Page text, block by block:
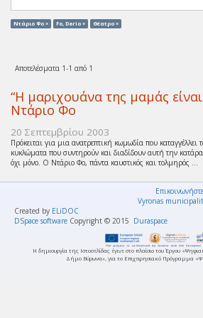
Ντάριο Φο × Fo, Dario × Θέατρο ×
Αποτελέσματα 1-1 από 1
“Η μαριχουάνα της μαμάς είναι
Ντάριο Φο
20 Σεπτεμβρίου 2003
Πρόκειται για μια ανατρεπτική κωμωδία που καταγγέλλει
κυκλώματα που συντηρούν και διαδίδουν αυτή την
όχι μόνο. Ο Ντάριο Φο, πάντα καυστικός και τολμηρός ...
Vyronas
Created by ELiDOC
DSpace software Copyright © 2015 Duraspace
Η δημιουργία της Ιστοσελίδας έγινε στο πλαίσιο του Έργου
Δήμο Βύρωνα», για το Επιχειρησιακό Πρόγραμμα